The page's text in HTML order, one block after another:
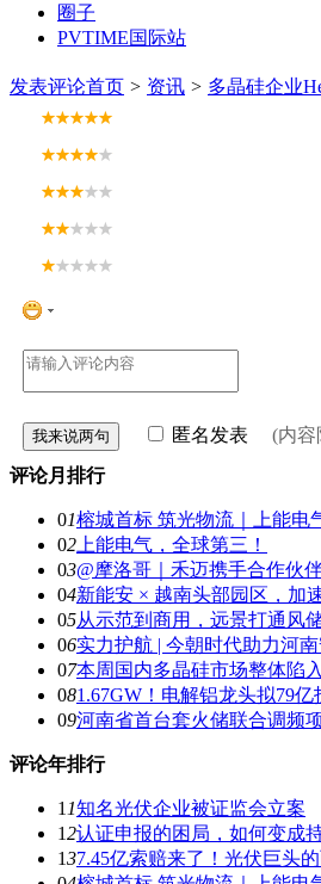
圈子
PVTIME国际站
发表评论首页 > 资讯 > 多晶硅企业
匿名发表 (内
评论月排行
01榕城首标 筑光物流｜上能电
02 上能电气，全球第三！
03@摩洛哥｜禾迈携手合作伙
04新能安 × 越南头部园区，加
05从示范到商用，远景打通风
06实力护航 | 今朝时代助力河
07本周国内多晶硅市场整体陷
081.67GW！电解铝龙头拟79亿
09河南省首台套火储联合调频
评论年排行
1 1知名光伏企业被证监会立案
12认证申报的困局，如何变成
137.45亿索赔来了！光伏巨头